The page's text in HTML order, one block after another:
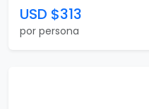
USD $313
por persona